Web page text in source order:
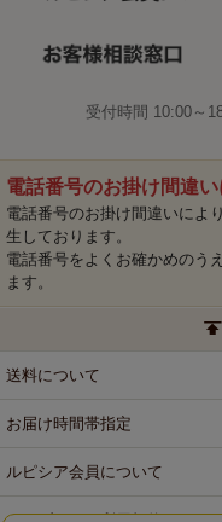
受付時間 10:00～
電話番号のお掛け間違
電話番号のお掛け間違いによ
生しております。
電話番号をよくお確かめのう
ます。
送料について
お届け時間帯指定
ルピシア会員について